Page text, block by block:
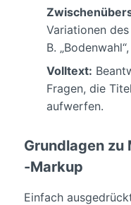
Variationen
B.
Volltext:
Fragen, die
aufwerfen.
Grundlagen zu
-Markup
Einfach